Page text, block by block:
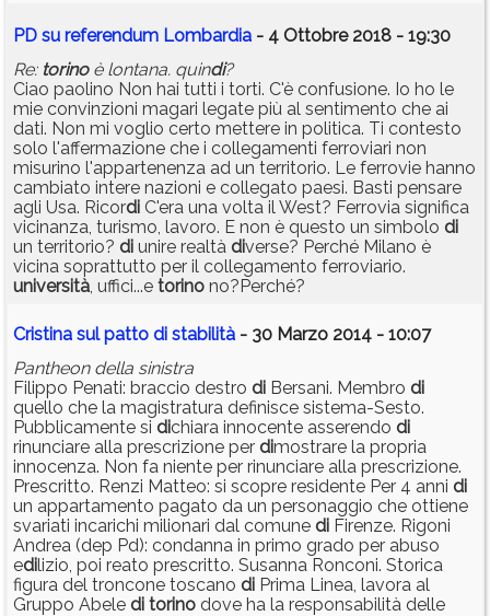
PD su referendum Lombardia - 4 Ottobre 2018 - 19:30
Re: torinoè lontana. quindi?
Ciao paolino Non hai tutti i torti. C'è confusione. Io ho le
mie convinzioni magari legate più al sentimento che ai
dati. Non mi voglio certo mettere in politica. Ti contesto
solo l'affermazione che i collegamenti ferroviari non
misurino l'appartenenza ad un territorio. Le ferrovie hanno
cambiato intere nazioni e collegato paesi. Basti pensare
agli Usa. Ricordi C'era una volta il West? Ferrovia significa
vicinanza, turismo, lavoro. E non è questo un simbolo di
un territorio? di unire realtà diverse? Perché Milano è
vicina soprattutto per il collegamento ferroviario.
università, uffici...e torino no?Perché?
Cristina sul patto di stabilità - 30 Marzo 2014 - 10:07
Pantheon della sinistra
Filippo Penati: braccio destro di Bersani. Membro di
quello che la magistratura definisce sistema-Sesto.
Pubblicamente si dichiara innocente asserendo di
rinunciare alla prescrizione per dimostrare la propria
innocenza. Non fa niente per rinunciare alla prescrizione.
Prescritto. Renzi Matteo: si scopre residente Per 4 anni di
un appartamento pagato da un personaggio che ottiene
svariati incarichi milionari dal comune di Firenze. Rigoni
Andrea (dep Pd): condanna in primo grado per abuso
edilizio, poi reato prescritto. Susanna Ronconi. Storica
figura del troncone toscano di Prima Linea, lavora al
Gruppo Abele di torino dove ha la responsabilità delle